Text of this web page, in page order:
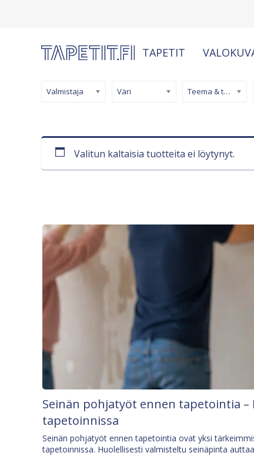
TAPETIT
Valmistaja Väri Teema & tyyli
Valitun kaltaisia tuotteita ei löytynyt.
Seinän pohjatyöt ennen tapetointia
tapetoinnissa
Seinän pohjatyöt ennen tapetointia ovat yksi
tapetoinnissa. Huolellisesti valmisteltu seinäpinta